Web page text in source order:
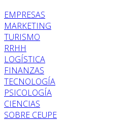
EMPRESAS
MARKETING
TURISMO
RRHH
LOGÍSTICA
FINANZAS
TECNOLOGÍA
PSICOLOGÍA
CIENCIAS
SOBRE CEUPE